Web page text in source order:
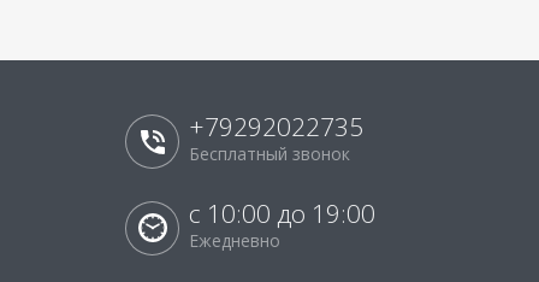
+79292022735
Бесплатный звонок
с 10:00 до 19:00
Ежедневно